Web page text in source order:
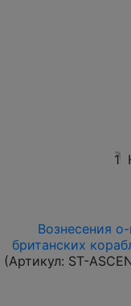
1
Вознесения
британских
(Артикул: ST-